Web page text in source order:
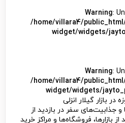
Warning:
/home/villara4/
widget/widgets/
Warning:
/home/villara4/
widget/widgets/
در بازار گیلار انزلی
و جذابیت‌های سفر در بازدید از
فروشگاه‌ها و مراکز خرید